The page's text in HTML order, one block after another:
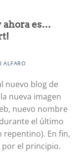
ahora es…
ALFARO
nuevo blog de
nueva imagen
nuevo nombre
el último
repentino). En fin,
por el principio.